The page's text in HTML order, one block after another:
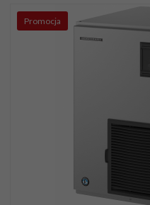
Promocja